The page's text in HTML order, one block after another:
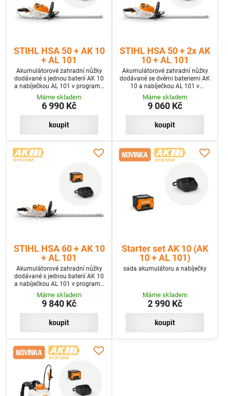
STIHL HSA 50 + AK 10
+ AL 101
Akumulátorové zahradní nůžky
dodávané s jednou baterií AK 10
a nabíječkou AL 101 v programu
SET
Máme skladem
6 990 Kč
koupit
STIHL HSA 50 + 2x AK
10 + AL 101
Akumulátorové zahradní nůžky
dodávané se dvěmi bateriemi AK
10 a nabíječkou AL 101 v
programu SET+
Máme skladem
9 060 Kč
koupit
STIHL HSA 60 + AK 10
+ AL 101
Akumulátorové zahradní nůžky
dodávané s jednou baterií AK 10
a nabíječkou AL 101 v programu
SET
Máme skladem
9 840 Kč
koupit
Starter set AK 10 (AK
10 + AL 101)
sada akumulátoru a nabíječky
Máme skladem
2 990 Kč
koupit